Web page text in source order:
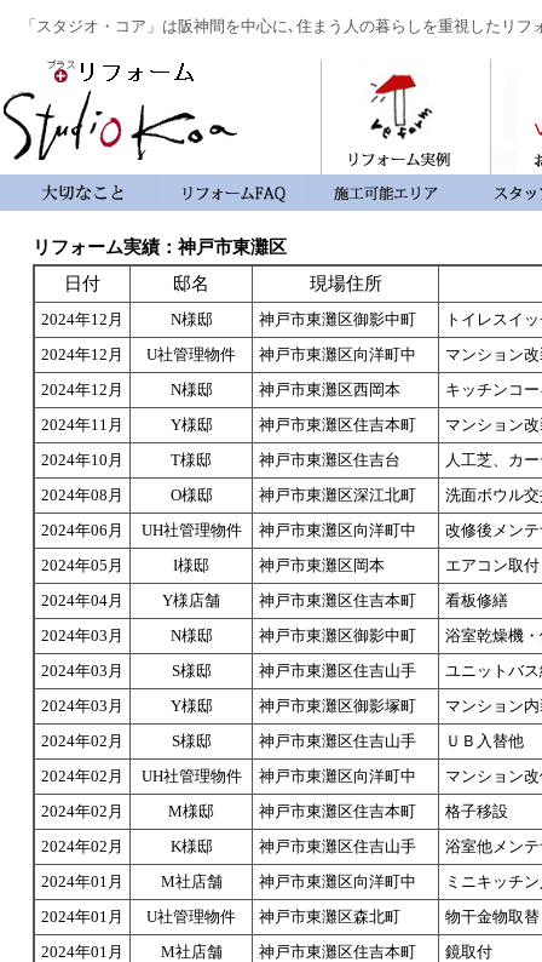
「スタジオ・コア」は阪神間を中心に､住まう人の暮らしを重視したリ
リフォーム実績：神戸市東灘区
日付
邸名 現場住所
2024年12月 N様邸 神戸市東灘区御影中町
トイレスイ
2024年12月
U社管理物件 神戸市東灘区向洋町中
マンション
2024年12月
N様邸 神戸市東灘区西岡本
キッチンコ
2024年11月
Y様邸 神戸市東灘区住吉本町
マンション
2024年10月
T様邸 神戸市東灘区住吉台
人工芝、カ
2024年08月
O様邸 神戸市東灘区深江北町
洗面ボウル
2024年06月
UH社管理物件 神戸市東灘区向洋町中
改修後メン
2024年05月
I様邸 神戸市東灘区岡本
エアコン取付
2024年04月
Y様店舗 神戸市東灘区住吉本町
看板修繕
2024年03月
N様邸 神戸市東灘区御影中町
浴室乾燥機
2024年03月
S様邸 神戸市東灘区住吉山手
ユニットバ
2024年03月
Y様邸 神戸市東灘区御影塚町
マンション
2024年02月
S様邸 神戸市東灘区住吉山手
ＵＢ入替他
2024年02月
UH社管理物件 神戸市東灘区向洋町中
マンション
2024年02月
M様邸 神戸市東灘区住吉本町
格子移設
2024年02月
K様邸 神戸市東灘区住吉山手
浴室他メン
2024年01月
M社店舗 神戸市東灘区向洋町中
ミニキッチ
2024年01月
U社管理物件 神戸市東灘区森北町
物干金物取替
2024年01月
M社店舗 神戸市東灘区住吉本町
鏡取付